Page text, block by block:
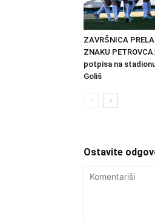
ZAVRŠNICA
ZNAKU
potpisa na
Goliš
Ostavite